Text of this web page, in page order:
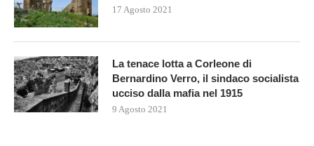
17 Agosto 2021
La tenace lotta a Corleone di
Bernardino Verro, il sindaco socialista
ucciso dalla mafia nel 1915
9 Agosto 2021